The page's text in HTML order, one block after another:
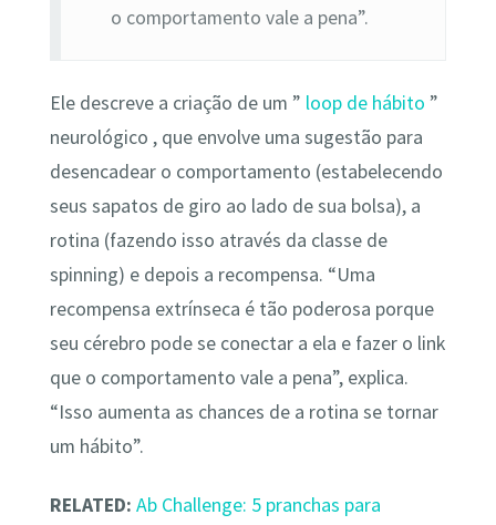
o comportamento vale a pena”.
Ele descreve a criação de um ” loop de hábito ”
neurológico , que envolve uma sugestão para
desencadear o comportamento (estabelecendo
seus sapatos de giro ao lado de sua bolsa), a
rotina (fazendo isso através da classe de
spinning) e depois a recompensa. “Uma
recompensa extrínseca é tão poderosa porque
seu cérebro pode se conectar a ela e fazer o link
que o comportamento vale a pena”, explica.
“Isso aumenta as chances de a rotina se tornar
um hábito”.
RELATED: Ab Challenge: 5 pranchas para